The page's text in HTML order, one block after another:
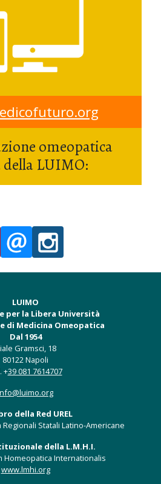
omeopatica
della LUIMO:
LUIMO
per la Libera Università
di Medicina Omeopatica
Dal 1954
Gramsci, 18
80122 Napoli
+39 081 7614707
della Red UREL
Statali Latino-Americane
della L.M.H.I.
Homeopatica Internationalis
www.lmhi.org